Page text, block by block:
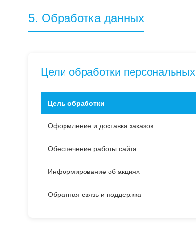
5. Обработка данных
Цели обработки
Цель обработки
Оформление и доставка заказов
Обеспечение работы сайта
Информирование об акциях
Обратная связь и поддержка